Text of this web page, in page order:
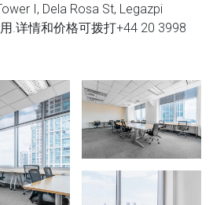
I, Dela Rosa St, Legazpi
.详情和价格可拨打+44 20 3998